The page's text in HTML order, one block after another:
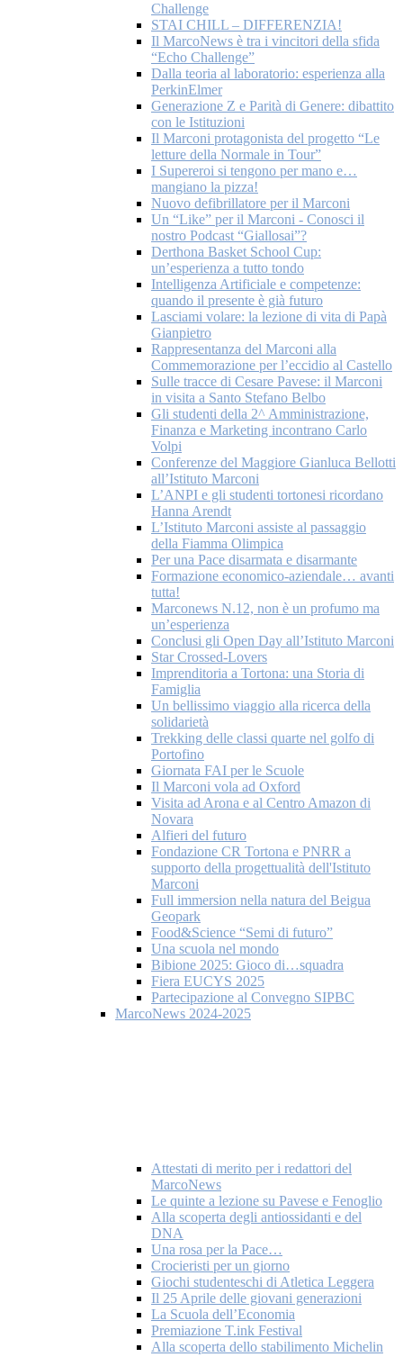
Challenge
STAI CHILL – DIFFERENZIA!
Il MarcoNews è tra i vincitori della sfida
“Echo Challenge”
Dalla teoria al laboratorio: esperienza alla
PerkinElmer
Generazione Z e Parità di Genere: dibattito
con le Istituzioni
Il Marconi protagonista del progetto “Le
letture della Normale in Tour”
I Supereroi si tengono per mano e…
mangiano la pizza!
Nuovo defibrillatore per il Marconi
Un “Like” per il Marconi - Conosci il
nostro Podcast “Giallosai”?
Derthona Basket School Cup:
un’esperienza a tutto tondo
Intelligenza Artificiale e competenze:
quando il presente è già futuro
Lasciami volare: la lezione di vita di Papà
Gianpietro
Rappresentanza del Marconi alla
Commemorazione per l’eccidio al Castello
Sulle tracce di Cesare Pavese: il Marconi
in visita a Santo Stefano Belbo
Gli studenti della 2^ Amministrazione,
Finanza e Marketing incontrano Carlo
Volpi
Conferenze del Maggiore Gianluca Bellotti
all’Istituto Marconi
L’ANPI e gli studenti tortonesi ricordano
Hanna Arendt
L’Istituto Marconi assiste al passaggio
della Fiamma Olimpica
Per una Pace disarmata e disarmante
Formazione economico-aziendale… avanti
tutta!
Marconews N.12, non è un profumo ma
un’esperienza
Conclusi gli Open Day all’Istituto Marconi
Star Crossed-Lovers
Imprenditoria a Tortona: una Storia di
Famiglia
Un bellissimo viaggio alla ricerca della
solidarietà
Trekking delle classi quarte nel golfo di
Portofino
Giornata FAI per le Scuole
Il Marconi vola ad Oxford
Visita ad Arona e al Centro Amazon di
Novara
Alfieri del futuro
Fondazione CR Tortona e PNRR a
supporto della progettualità dell'Istituto
Marconi
Full immersion nella natura del Beigua
Geopark
Food&Science “Semi di futuro”
Una scuola nel mondo
Bibione 2025: Gioco di…squadra
Fiera EUCYS 2025
Partecipazione al Convegno SIPBC
MarcoNews 2024-2025
Attestati di merito per i redattori del
MarcoNews
Le quinte a lezione su Pavese e Fenoglio
Alla scoperta degli antiossidanti e del
DNA
Una rosa per la Pace…
Crocieristi per un giorno
Giochi studenteschi di Atletica Leggera
Il 25 Aprile delle giovani generazioni
La Scuola dell’Economia
Premiazione T.ink Festival
Alla scoperta dello stabilimento Michelin